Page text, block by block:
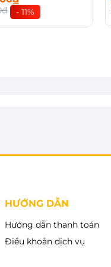
- 11%
HƯỚNG DẪN
Hướng dẫn thanh toán
Điều khoản dịch vụ